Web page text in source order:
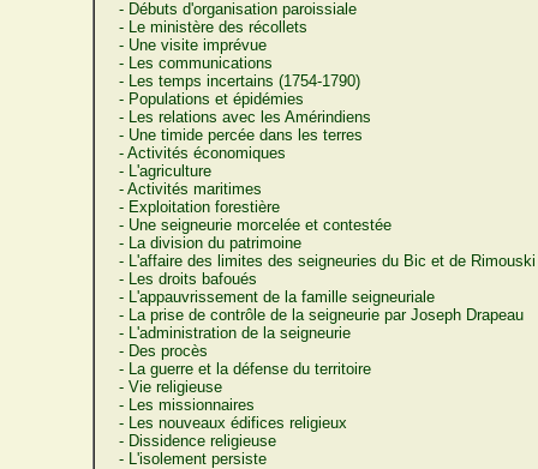
- Débuts d'organisation paroissiale
- Le ministère des récollets
- Une visite imprévue
- Les communications
- Les temps incertains (1754-1790)
- Populations et épidémies
- Les relations avec les Amérindiens
- Une timide percée dans les terres
- Activités économiques
- L'agriculture
- Activités maritimes
- Exploitation forestière
- Une seigneurie morcelée et contestée
- La division du patrimoine
- L'affaire des limites des seigneuries du Bic et de Rimouski
- Les droits bafoués
- L'appauvrissement de la famille seigneuriale
- La prise de contrôle de la seigneurie par Joseph Drapeau
- L'administration de la seigneurie
- Des procès
- La guerre et la défense du territoire
- Vie religieuse
- Les missionnaires
- Les nouveaux édifices religieux
- Dissidence religieuse
- L'isolement persiste